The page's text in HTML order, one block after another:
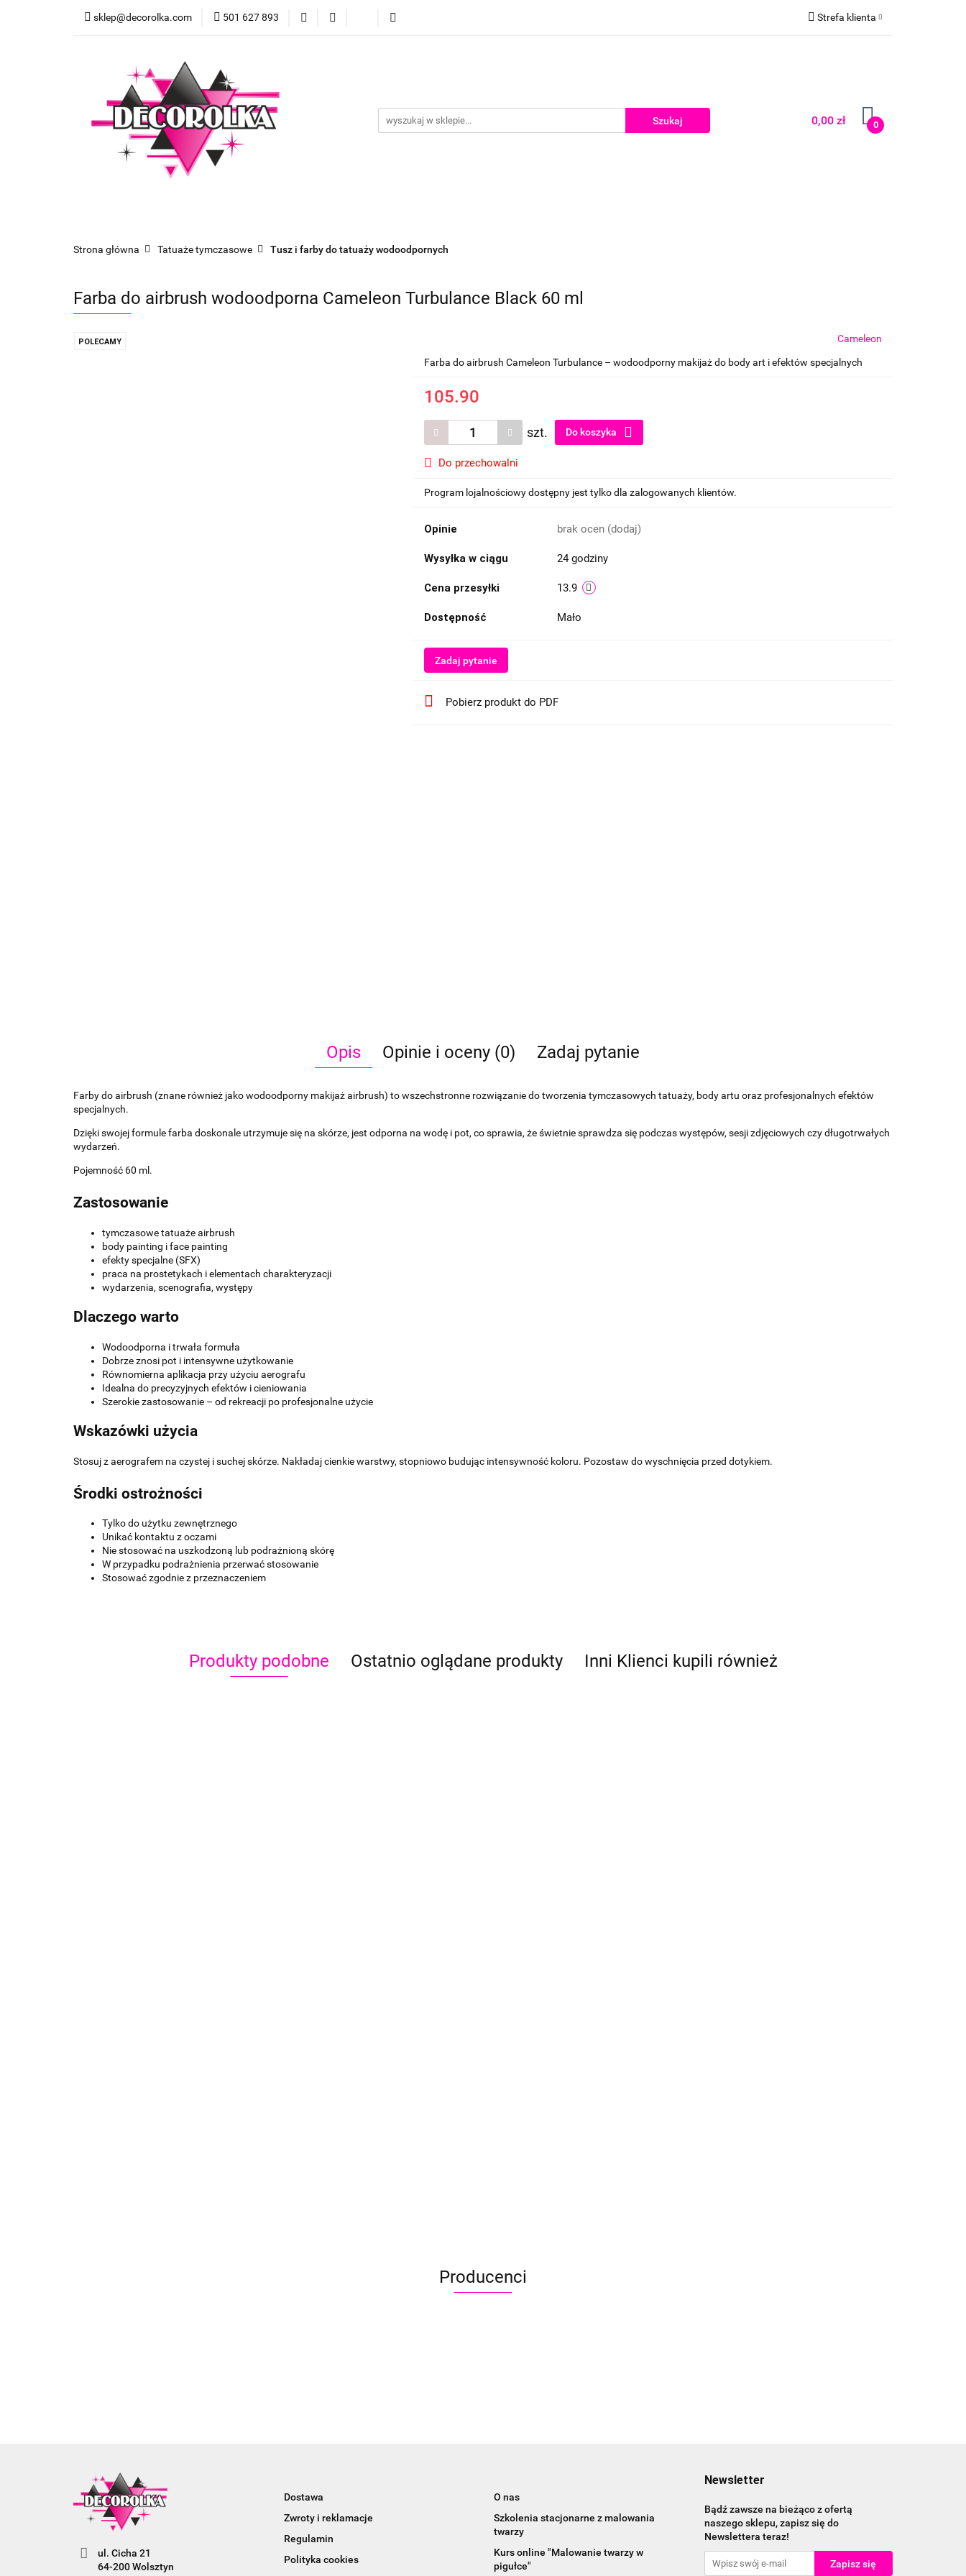
sklep@decorolka.com 501 627 893 Strefa klienta
0,00 zł 0
Strona główna Tatuaże tymczasowe Tusz i farby do tatuaży wodoodpornych
Farba do airbrush wodoodporna Cameleon Turbulance Black 60 ml
POLECAMY Cameleon
Farba do airbrush Cameleon Turbulance – wodoodporny makijaż do body art i efektów specjalnych
105.90
szt. Do koszyka
Do przechowalni
Program lojalnościowy dostępny jest tylko dla zalogowanych klientów.
Opinie brak ocen (dodaj)
Wysyłka w ciągu 24 godziny
Cena przesyłki 13.9
Dostępność Mało
Zadaj pytanie
Pobierz produkt do PDF
Opis Opinie i oceny (0) Zadaj pytanie
Farby do airbrush (znane również jako wodoodporny makijaż airbrush) to wszechstronne rozwiązanie do tworzenia tymczasowych tatuaży, body artu oraz profesjonalnych efektów
specjalnych.
Dzięki swojej formule farba doskonale utrzymuje się na skórze, jest odporna na wodę i pot, co sprawia, że świetnie sprawdza się podczas występów, sesji zdjęciowych czy długotrwałych
wydarzeń.
Pojemność 60 ml.
Zastosowanie
tymczasowe tatuaże airbrush
body painting i face painting
efekty specjalne (SFX)
praca na prostetykach i elementach charakteryzacji
wydarzenia, scenografia, występy
Dlaczego warto
Wodoodporna i trwała formuła
Dobrze znosi pot i intensywne użytkowanie
Równomierna aplikacja przy użyciu aerografu
Idealna do precyzyjnych efektów i cieniowania
Szerokie zastosowanie – od rekreacji po profesjonalne użycie
Wskazówki użycia
Stosuj z aerografem na czystej i suchej skórze. Nakładaj cienkie warstwy, stopniowo budując intensywność koloru. Pozostaw do wyschnięcia przed dotykiem.
Środki ostrożności
Tylko do użytku zewnętrznego
Unikać kontaktu z oczami
Nie stosować na uszkodzoną lub podrażnioną skórę
W przypadku podrażnienia przerwać stosowanie
Stosować zgodnie z przeznaczeniem
Produkty podobne Ostatnio oglądane produkty Inni Klienci kupili również
Producenci
ul. Cicha 21
64-200 Wolsztyn
Dostawa
Zwroty i reklamacje
Regulamin
Polityka cookies
O nas
Szkolenia stacjonarne z malowania
twarzy
Kurs online "Malowanie twarzy w
pigułce"
Newsletter
Bądź zawsze na bieżąco z ofertą
naszego sklepu, zapisz się do
Newslettera teraz!